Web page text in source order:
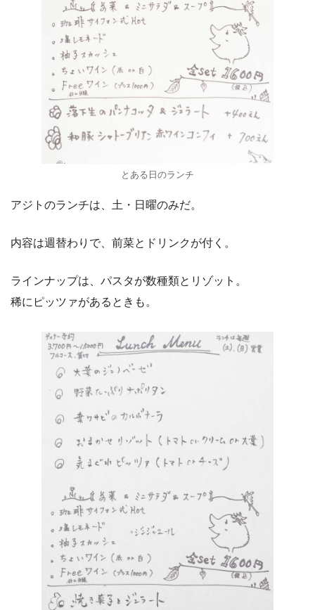
とある日のランチ
アジトのランチは、土・日曜のみだ。
内容は週替わりで、前菜とドリンクが付く。
ラインナップは、パスタが数種類とリゾット。
稀にピッツァがあるときも。